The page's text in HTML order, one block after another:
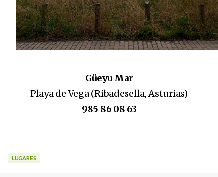
Güeyu Mar
Playa de Vega (Ribadesella, Asturias)
985 86 08 63
LUGARES